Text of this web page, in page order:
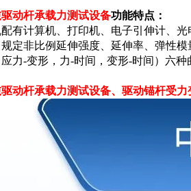
驱动杆承载力测试设备功能特点：
有计算机、打印机、电子引伸计、
规定非比例延伸强度、延伸率、弹性
力-变形，力-时间，变形-时间）六
动杆承载力测试设备、 驱动锚杆受力